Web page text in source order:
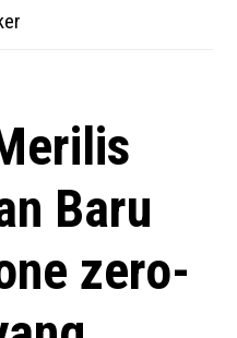
Baru
zero-